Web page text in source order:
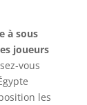
à sous
joueurs
vous
les